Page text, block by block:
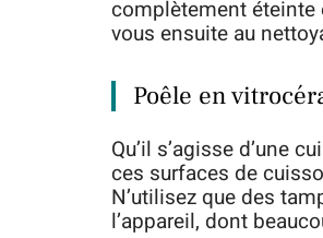
complètement éteinte
vous ensuite au
Poêle en
Qu’il s’agisse d’une
ces surfaces de
N’utilisez que des
l’appareil, dont